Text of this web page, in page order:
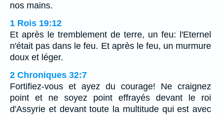
nos mains.
1 Rois 19:12
Et après le tremblement de terre, un feu: l'Eternel
n'était pas dans le feu. Et après le feu, un murmure
doux et léger.
2 Chroniques 32:7
Fortifiez-vous et ayez du courage! Ne craignez
point et ne soyez point effrayés devant le roi
d'Assyrie et devant toute la multitude qui est avec